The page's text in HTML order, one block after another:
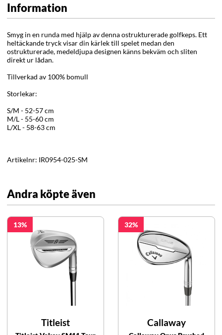
Information
Smyg in en runda med hjälp av denna ostrukturerade golfkeps. Ett
heltäckande tryck visar din kärlek till spelet medan den
ostrukturerade, medeldjupa designen känns bekväm och sliten
direkt ur lådan.
Tillverkad av 100% bomull
Storlekar:
S/M - 52-57 cm
M/L - 55-60 cm
L/XL - 58-63 cm
Artikelnr: IR0954-025-SM
Andra köpte även
13
Titleist
32
Callaway